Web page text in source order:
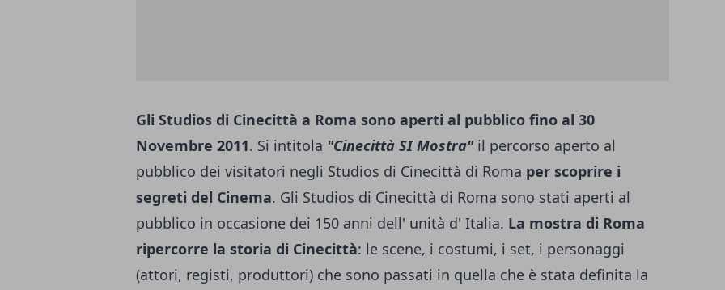
Gli Studios di Cinecittà a Roma sono aperti al pubblico fino al 30
Novembre 2011. Si intitola "Cinecittà SI Mostra"il percorso aperto al
pubblico dei visitatori negli Studios di Cinecittà di Roma per scoprire i
segreti del Cinema. Gli Studios di Cinecittà di Roma sono stati aperti al
pubblico in occasione dei 150 anni dell' unità d' Italia. La mostra di Roma
ripercorre la storia di Cinecittà: le scene, i costumi, i set, i personaggi
(attori, registi, produttori) che sono passati in quella che è stata definita la